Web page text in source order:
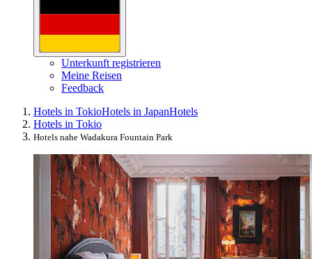
Unterkunft registrieren
Meine Reisen
Feedback
Hotels in TokioHotels in JapanHotels
Hotels in Tokio
Hotels nahe Wadakura Fountain Park